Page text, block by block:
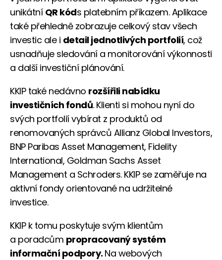
unikátní QR kóds platebním příkazem. Aplikace
také přehledně zobrazuje celkový stav všech
investic ale i detail jednotlivých portfolií, což
usnadňuje sledování a monitorování výkonnosti
a další investiční plánování.
KKIP také nedávno rozšířili nabídku
investičních fondů. Klienti si mohou nyní do
svých portfolií vybírat z produktů od
renomovaných správců Allianz Global Investors,
BNP Paribas Asset Management, Fidelity
International, Goldman Sachs Asset
Management a Schroders. KKIP se zaměřuje na
aktivní fondy orientované na udržitelné
investice.
KKIP k tomu poskytuje svým klientům
a poradcům propracovaný systém
informační podpory. Na webových